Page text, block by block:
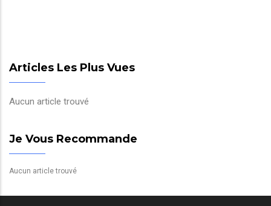
Articles Les Plus Vues
Aucun article trouvé
Je Vous Recommande
Aucun article trouvé